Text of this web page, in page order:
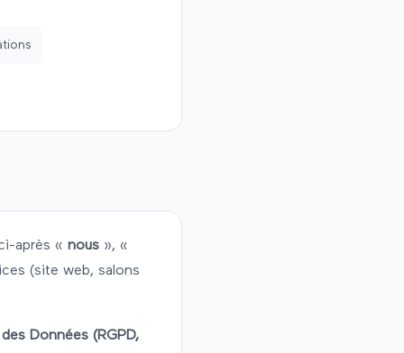
après « nous », «
(site web, salons
Données (RGPD,